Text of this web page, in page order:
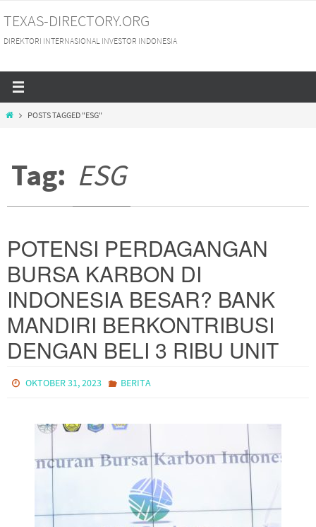
to
content
TEXAS-DIRECTORY.ORG
DIREKTORI INTERNASIONAL INVESTOR INDONESIA
HOMEPOSTS TAGGED "ESG"
Tag: ESG
POTENSI PERDAGANGAN
BURSA KARBON DI
INDONESIA BESAR? BANK
MANDIRI BERKONTRIBUSI
DENGAN BELI 3 RIBU UNIT
OKTOBER 31, 2023 BERITA